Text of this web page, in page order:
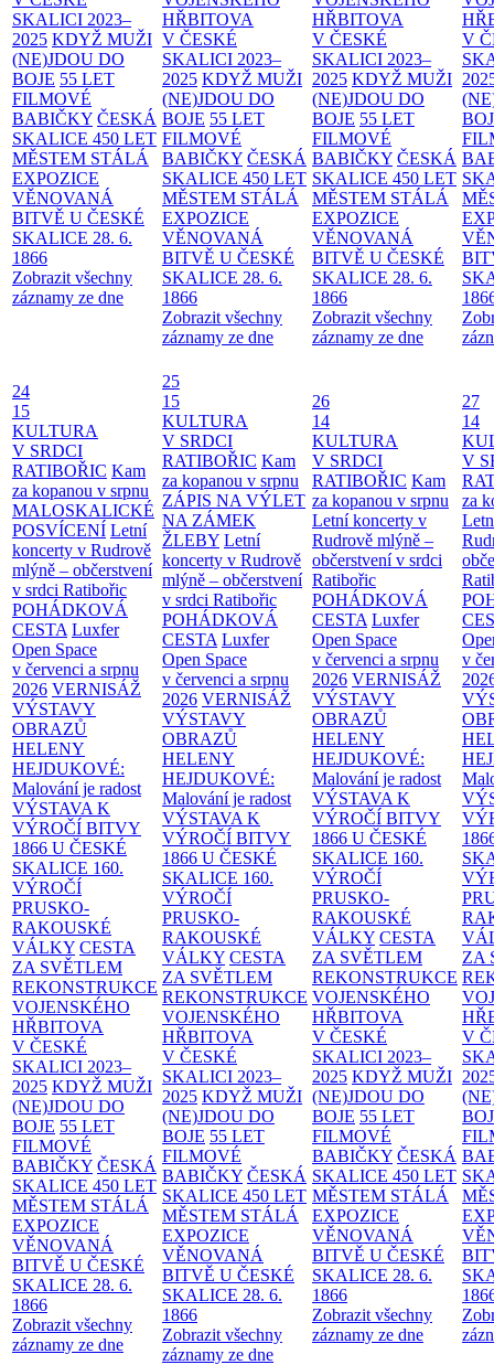
SKALICI 2023–
2025 KDYŽ MUŽI
(NE)JDOU DO
BOJE 55 LET
FILMOVÉ
BABIČKY ČESKÁ
SKALICE 450 LET
MĚSTEM STÁLÁ
EXPOZICE
VĚNOVANÁ
BITVĚ U ČESKÉ
SKALICE 28. 6.
1866
Zobrazit všechny
záznamy ze dne
HŘBITOVA
V ČESKÉ
SKALICI 2023–
2025 KDYŽ MUŽI
(NE)JDOU DO
BOJE 55 LET
FILMOVÉ
BABIČKY ČESKÁ
SKALICE 450 LET
MĚSTEM STÁLÁ
EXPOZICE
VĚNOVANÁ
BITVĚ U ČESKÉ
SKALICE 28. 6.
1866
Zobrazit všechny
záznamy ze dne
HŘBITOVA
V ČESKÉ
SKALICI 2023–
2025 KDYŽ MUŽI
(NE)JDOU DO
BOJE 55 LET
FILMOVÉ
BABIČKY ČESKÁ
SKALICE 450 LET
MĚSTEM STÁLÁ
EXPOZICE
VĚNOVANÁ
BITVĚ U ČESKÉ
SKALICE 28. 6.
1866
Zobrazit všechny
záznamy ze dne
V
24
15
KULTURA
V SRDCI
RATIBOŘIC Kam
za kopanou v srpnu
MALOSKALICKÉ
POSVÍCENÍ Letní
koncerty v Rudrově
mlýně – občerstvení
v srdci Ratibořic
POHÁDKOVÁ
CESTA Luxfer
Open Space
v červenci a srpnu
2026 VERNISÁŽ
VÝSTAVY
OBRAZŮ
HELENY
HEJDUKOVÉ:
Malování je radost
VÝSTAVA K
VÝROČÍ BITVY
1866 U ČESKÉ
SKALICE 160.
VÝROČÍ
PRUSKO-
RAKOUSKÉ
VÁLKY CESTA
ZA SVĚTLEM
REKONSTRUKCE
VOJENSKÉHO
HŘBITOVA
V ČESKÉ
SKALICI 2023–
2025 KDYŽ MUŽI
(NE)JDOU DO
BOJE 55 LET
FILMOVÉ
BABIČKY ČESKÁ
SKALICE 450 LET
MĚSTEM STÁLÁ
EXPOZICE
VĚNOVANÁ
BITVĚ U ČESKÉ
SKALICE 28. 6.
1866
Zobrazit všechny
záznamy ze dne
25
15
KULTURA
V SRDCI
RATIBOŘIC Kam
za kopanou v srpnu
ZÁPIS NA VÝLET
NA ZÁMEK
ŽLEBY Letní
koncerty v Rudrově
mlýně – občerstvení
v srdci Ratibořic
POHÁDKOVÁ
CESTA Luxfer
Open Space
v červenci a srpnu
2026 VERNISÁŽ
VÝSTAVY
OBRAZŮ
HELENY
HEJDUKOVÉ:
Malování je radost
VÝSTAVA K
VÝROČÍ BITVY
1866 U ČESKÉ
SKALICE 160.
VÝROČÍ
PRUSKO-
RAKOUSKÉ
VÁLKY CESTA
ZA SVĚTLEM
REKONSTRUKCE
VOJENSKÉHO
HŘBITOVA
V ČESKÉ
SKALICI 2023–
2025 KDYŽ MUŽI
(NE)JDOU DO
BOJE 55 LET
FILMOVÉ
BABIČKY ČESKÁ
SKALICE 450 LET
MĚSTEM STÁLÁ
EXPOZICE
VĚNOVANÁ
BITVĚ U ČESKÉ
SKALICE 28. 6.
1866
Zobrazit všechny
záznamy ze dne
26
14
KULTURA
V SRDCI
RATIBOŘIC Kam
za kopanou v srpnu
Letní koncerty v
Rudrově mlýně –
občerstvení v srdci
Ratibořic
POHÁDKOVÁ
CESTA Luxfer
Open Space
v červenci a srpnu
2026 VERNISÁŽ
VÝSTAVY
OBRAZŮ
HELENY
HEJDUKOVÉ:
Malování je radost
VÝSTAVA K
VÝROČÍ BITVY
1866 U ČESKÉ
SKALICE 160.
VÝROČÍ
PRUSKO-
RAKOUSKÉ
VÁLKY CESTA
ZA SVĚTLEM
REKONSTRUKCE
VOJENSKÉHO
HŘBITOVA
V ČESKÉ
SKALICI 2023–
2025 KDYŽ MUŽI
(NE)JDOU DO
BOJE 55 LET
FILMOVÉ
BABIČKY ČESKÁ
SKALICE 450 LET
MĚSTEM STÁLÁ
EXPOZICE
VĚNOVANÁ
BITVĚ U ČESKÉ
SKALICE 28. 6.
1866
Zobrazit všechny
záznamy ze dne
27
14
V
za
v
ZA
V